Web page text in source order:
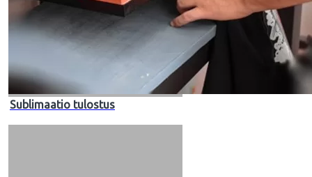
Sublimaatio tulostus